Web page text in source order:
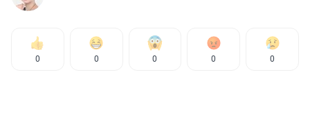
0 0 0 0 0